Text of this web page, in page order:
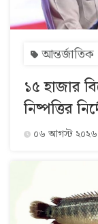
আন্তর্জাতিক
১৫ হাজার
নিষ্পত্তির
০৬ আগস্ট